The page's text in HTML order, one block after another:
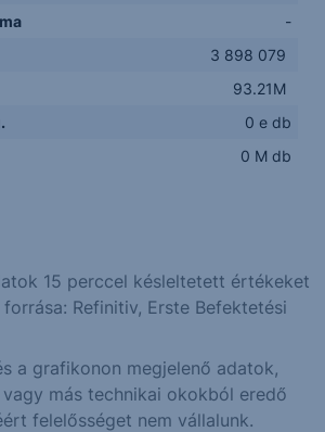
-
3 898 079
93.21M
0 e db
0 M db
15 perccel késleltetett értékeket
Refinitiv, Erste Befektetési
a grafikonon megjelenő adatok,
más technikai okokból eredő
felelősséget nem vállalunk.